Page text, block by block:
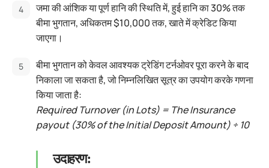
जमा की आंशिक या पूर्ण हानि की स्थिति में, हुई हानि का 30% तक
बीमा भुगतान, अधिकतम $10,000 तक, खाते में क्रेडिट किया
जाएगा।
बीमा भुगतान को केवल आवश्यक ट्रेडिंग टर्नओवर पूरा करने के बाद
निकाला जा सकता है, जो निम्नलिखित सूत्र का उपयोग करके गणना
किया जाता है:
Required Turnover (in Lots) = The Insurance
payout (30% of the Initial Deposit Amount) ÷ 10
उदाहरण: